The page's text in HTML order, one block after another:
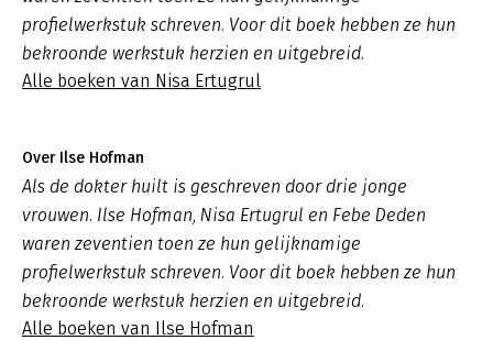
profielwerkstuk schreven. Voor dit boek hebben ze hun
bekroonde werkstuk herzien en uitgebreid.
Alle boeken van Nisa Ertugrul
Over Ilse Hofman
Als de dokter huilt is geschreven door drie jonge
vrouwen. Ilse Hofman, Nisa Ertugrul en Febe Deden
waren zeventien toen ze hun gelijknamige
profielwerkstuk schreven. Voor dit boek hebben ze hun
bekroonde werkstuk herzien en uitgebreid.
Alle boeken van Ilse Hofman